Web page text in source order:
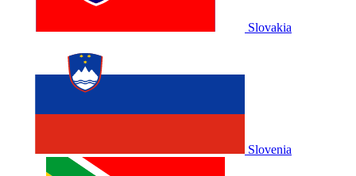
Slovakia
Slovenia